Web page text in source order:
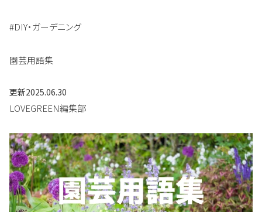
#DIY・ガーデニング
園芸用語集
更新2025.06.30
LOVEGREEN編集部